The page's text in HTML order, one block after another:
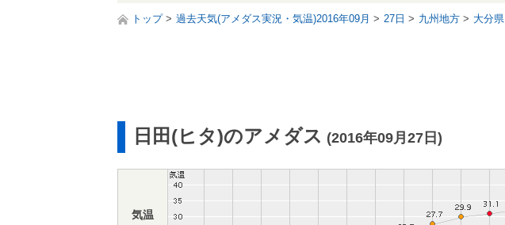
トップ 過去天気(アメダス実況・気温)2016年09月 27日 九州地方 大分県
日田(ヒタ)のアメダス (2016年09月27日)
気温